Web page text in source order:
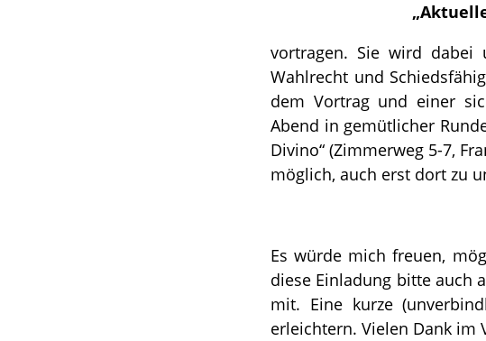
vortragen. Sie wird dabei
Wahlrecht und
dem Vortrag und einer
Abend in gemütlicher
Divino“ (Zimmerweg 5-7,
möglich, auch erst dort zu
Es würde mich freuen,
diese Einladung bitte auch
mit. Eine kurze
erleichtern. Vielen Dank im